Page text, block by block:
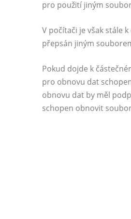
pro použití jiným
V počítači je však stále
přepsán jiným
Pokud dojde k
pro obnovu dat
obnovu dat by měl
schopen obnovit